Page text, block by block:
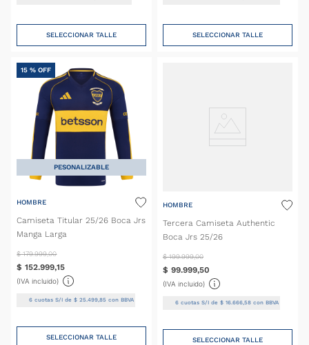
SELECCIONAR TALLE SELECCIONAR TALLE
PESONALIZABLE
15 % OFF
HOMBRE
Camiseta Titular 25/26 Boca Jrs
Manga Larga
$ 179.999,00
$ 152.999,15
(IVA incluido)
6 cuotas S/I de$ 25.499,85 con BBVA
SELECCIONAR TALLE
HOMBRE
Tercera Camiseta Authentic
Boca Jrs 25/26
$ 199.999,00
$ 99.999,50
(IVA incluido)
6cuotas S/I de $ 16.666,58con BBVA
SELECCIONAR TALLE